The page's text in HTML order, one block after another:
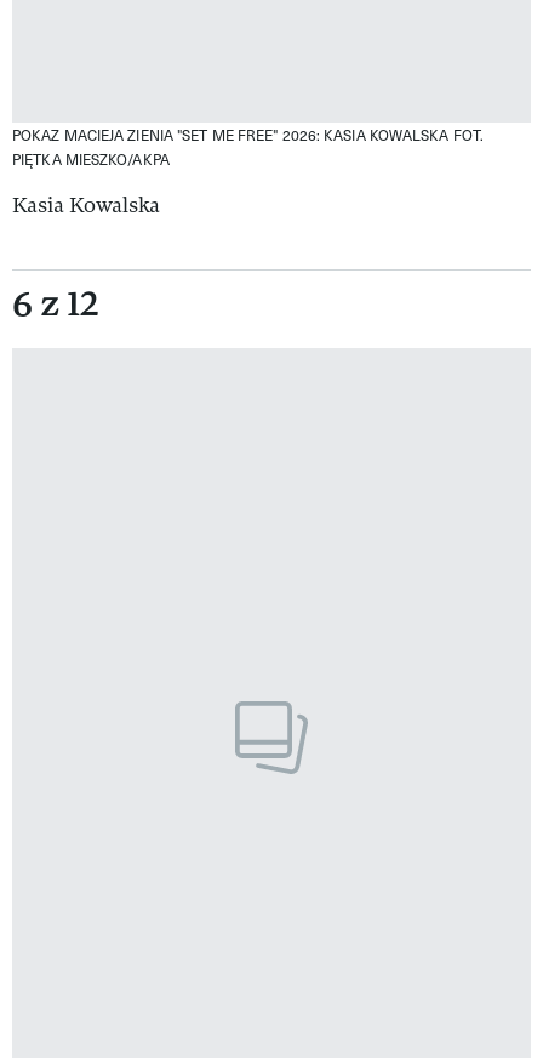
POKAZ MACIEJA ZIENIA "SET ME FREE" 2026: KASIA KOWALSKA FOT.
PIĘTKA MIESZKO/AKPA
Kasia Kowalska
6 z 12